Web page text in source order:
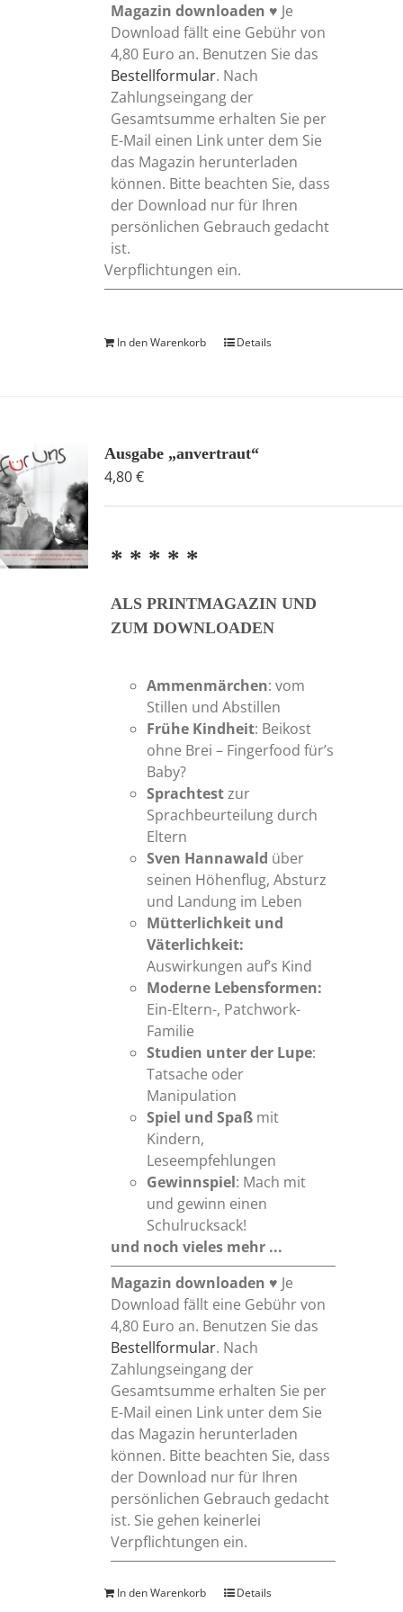
Magazin downloaden ♥ Je
Download fällt eine Gebühr von
4,80 Euro an. Benutzen Sie das
Bestellformular. Nach
Zahlungseingang der
Gesamtsumme erhalten Sie per
E-Mail einen Link unter dem Sie
das Magazin herunterladen
können. Bitte beachten Sie, dass
der Download nur für Ihren
persönlichen Gebrauch gedacht
ist.
Verpflichtungen ein.
In den Warenkorb Details
Ausgabe „anvertraut“
4,80€
* * * * *
ALS PRINTMAGAZIN UND
ZUM DOWNLOADEN
Ammenmärchen: vom
Stillen und Abstillen
Frühe Kindheit: Beikost
ohne Brei – Fingerfood für’s
Baby?
Sprachtestzur
Sprachbeurteilung durch
Eltern
Sven Hannawald über
seinen Höhenflug, Absturz
und Landung im Leben
Mütterlichkeit und
Väterlichkeit:
Auswirkungen auf’s Kind
Moderne Lebensformen:
Ein-Eltern-, Patchwork-
Familie
Studien unter der Lupe:
Tatsache oder
Manipulation
Spiel und Spaß mit
Kindern,
Leseempfehlungen
Gewinnspiel: Mach mit
und gewinn einen
Schulrucksack!
und noch vieles mehr ...
Magazin downloaden ♥ Je
Download fällt eine Gebühr von
4,80 Euro an. Benutzen Sie das
Bestellformular. Nach
Zahlungseingang der
Gesamtsumme erhalten Sie per
E-Mail einen Link unter dem Sie
das Magazin herunterladen
können. Bitte beachten Sie, dass
der Download nur für Ihren
persönlichen Gebrauch gedacht
ist. Sie gehen keinerlei
Verpflichtungen ein.
In den Warenkorb Details